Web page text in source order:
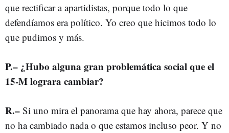
que rectificar a apartidistas, porque todo lo que
defendíamos era político. Yo creo que hicimos todo lo
que pudimos y más.
P.– ¿Hubo alguna gran problemática social que el
15-M lograra cambiar?
R.– Si uno mira el panorama que hay ahora, parece que
no ha cambiado nada o que estamos incluso peor. Y no